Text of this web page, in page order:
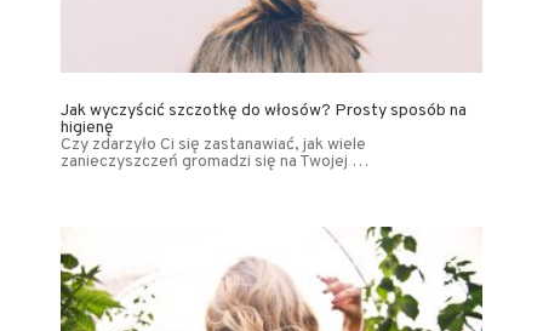
Jak wyczyścić szczotkę do włosów? Prosty sposób na
higienę
Czy zdarzyło Ci się zastanawiać, jak wiele
zanieczyszczeń gromadzi się na Twojej …